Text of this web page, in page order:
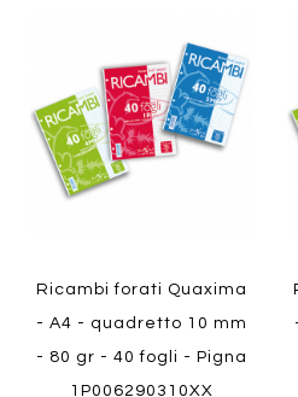
Quickview
preferiti
confronto
Ricambi forati Quaxima
- A4 - quadretto 10 mm
- 80 gr - 40 fogli - Pigna
1P006290310XX